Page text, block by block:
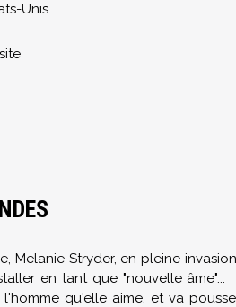
Unis
Melanie Stryder, en pleine
en tant que "nouvelle âme"...
qu'elle aime, et va